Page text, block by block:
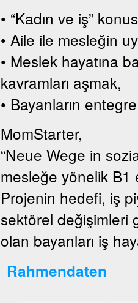
• “Kadın ve iş”
• Aile ile mesleğin
• Meslek hayatına
kavramları aşmak,
• Bayanların
MomStarter,
“Neue Wege in
mesleğe yönelik B1
Projenin hedefi, iş
sektörel değişimleri
olan bayanları iş
Rahmendaten